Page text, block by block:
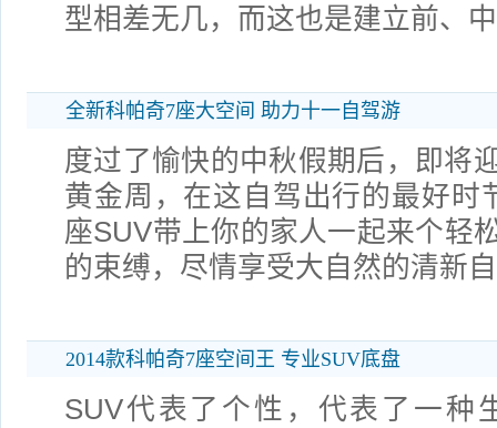
型相差无几，而这也是建立前、
全新科帕奇7座大空间 助力十一自驾游
度过了愉快的中秋假期后，即将
黄金周，在这自驾出行的最好时
座SUV带上你的家人一起来个轻
的束缚，尽情享受大自然的清新
2014款科帕奇7座空间王 专业SUV底盘
SUV代表了个性，代表了一种